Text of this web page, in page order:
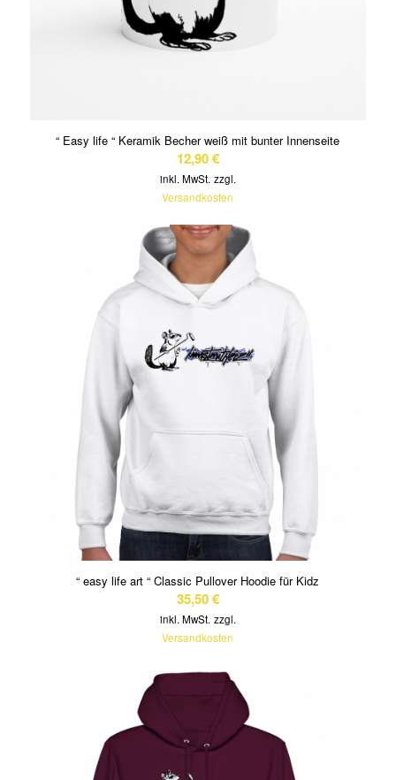
“ Easy life “ Keramik Becher weiß mit bunter Innenseite
12,90€
inkl. MwSt. zzgl.
Versandkosten
“ easy life art “ Classic Pullover Hoodie für Kidz
35,50€
inkl. MwSt. zzgl.
Versandkosten